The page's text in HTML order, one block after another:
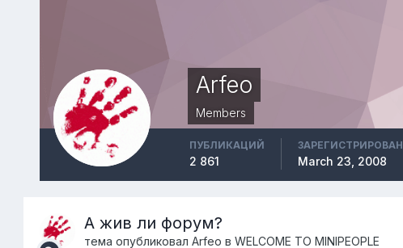
Arfeo
Members
ПУБЛИКАЦИЙ
2 861
ЗАРЕГИСТРИРОВАН
March 23, 2008
А жив ли форум?
тема опубликовал Arfeo в WELCOME TO MINIPEOPLE